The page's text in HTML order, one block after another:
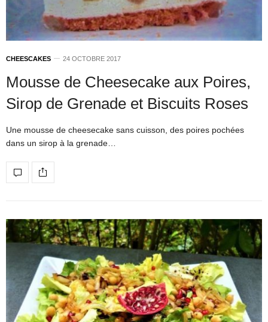
CHEESCAKES 24 OCTOBRE 2017
Mousse de Cheesecake aux Poires,
Sirop de Grenade et Biscuits Roses
Une mousse de cheesecake sans cuisson, des poires pochées
dans un sirop à la grenade…